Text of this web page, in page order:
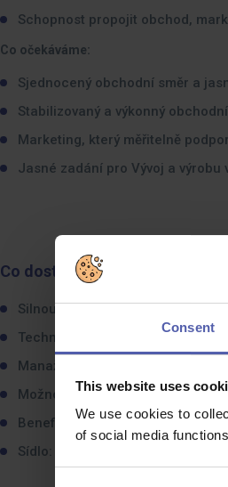
Consent
This website uses
We use cookies to
of social media
Schopnost propojit obchod,
Co očekáváme:
Sjednocený obchodní směr a
Stabilizovaný a výkonný
Marketing, který měřitelně
Jasné zadání pro Vývoj a výrobu
Co dostanete na oplátku:
Silnou značku na trhu.
Technicky orientovanou
Manažerskou pozici.
Možnost výrazně ovlivňovat další
Benefity a plat, který Tě bude
Sídlo: Ostrava